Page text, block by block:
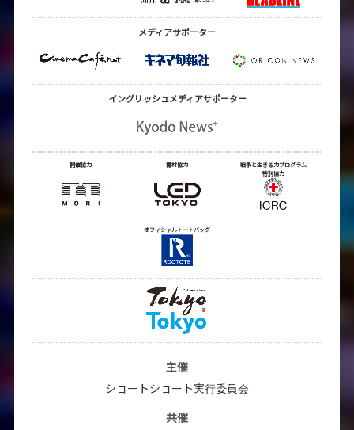
メディアサポーター
イングリッシュメディアサポーター
開催協力 機材協力
戦争と生きる力プログラム
特別協力
オフィシャルトートバッグ
主催
ショートショート実行委員会
共催